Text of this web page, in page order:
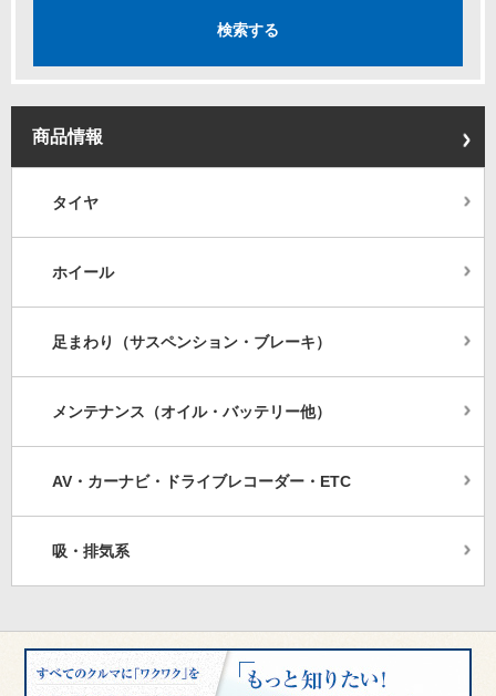
商品情報
タイヤ
ホイール
足まわり（サスペンション・ブレーキ）
メンテナンス（オイル・バッテリー他）
AV・カーナビ・ドライブレコーダー・ETC
吸・排気系